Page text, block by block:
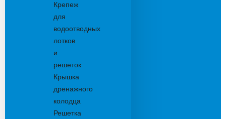
Крепеж
для
водоотводных
лотков
и
решеток
Крышка
дренажного
колодца
Решетка